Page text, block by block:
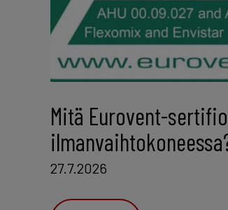
Mitä Eurovent-
27.7.2026